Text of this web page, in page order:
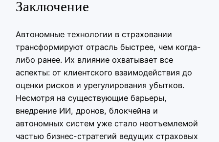
Заключение
Автономные технологии в страховании
трансформируют отрасль быстрее, чем когда-
либо ранее. Их влияние охватывает все
аспекты: от клиентского взаимодействия до
оценки рисков и урегулирования убытков.
Несмотря на существующие барьеры,
внедрение ИИ, дронов, блокчейна и
автономных систем уже стало неотъемлемой
частью бизнес-стратегий ведущих страховых